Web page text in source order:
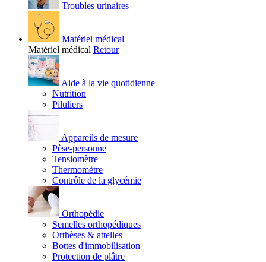
Troubles urinaires
Matériel médical
Matériel médical Retour
Aide à la vie quotidienne
Nutrition
Piluliers
Appareils de mesure
Pèse-personne
Tensiomètre
Thermomètre
Contrôle de la glycémie
Orthopédie
Semelles orthopédiques
Orthèses & attelles
Bottes d'immobilisation
Protection de plâtre